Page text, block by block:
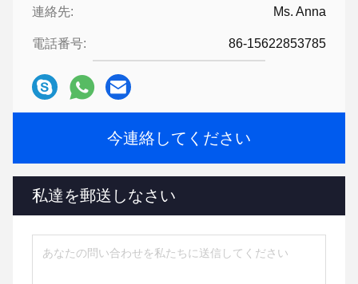
連絡先: Ms. Anna
電話番号: 86-15622853785
今連絡してください
私達を郵送しなさい